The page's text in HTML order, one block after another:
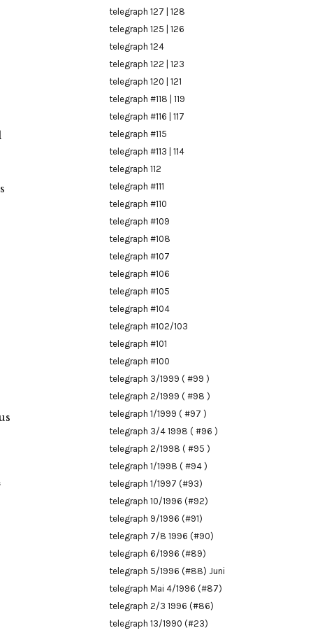
telegraph 127 | 128
telegraph 125 | 126
telegraph 124
telegraph 122 | 123
telegraph 120 | 121
telegraph #118 | 119
telegraph #116 | 117
telegraph #115
telegraph #113 | 114
telegraph 112
telegraph #111
telegraph #110
telegraph #109
telegraph #108
telegraph #107
telegraph #106
telegraph #105
telegraph #104
telegraph #102/103
telegraph #101
telegraph #100
telegraph 3/1999 ( #99 )
telegraph 2/1999 ( #98 )
telegraph 1/1999 ( #97 )
telegraph 3/4 1998 ( #96 )
telegraph 2/1998 ( #95 )
telegraph 1/1998 ( #94 )
telegraph 1/1997 (#93)
telegraph 10/1996 (#92)
telegraph 9/1996 (#91)
telegraph 7/8 1996 (#90)
telegraph 6/1996 (#89)
telegraph 5/1996 (#88) Juni
telegraph Mai 4/1996 (#87)
telegraph 2/3 1996 (#86)
telegraph 13/1990 (#23)